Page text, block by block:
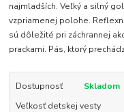
najmladších. Veľký a silný
vzpriamenej polohe.
sú dôležité pri záchrannej
prackami. Pás, ktorý
Dostupnosť
Skladom
Veľkosť detskej vesty